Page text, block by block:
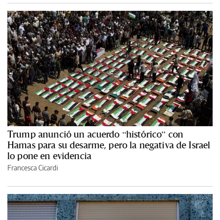
Trump anunció un acuerdo “histórico” con
Hamas para su desarme, pero la negativa de Israel
lo pone en evidencia
Francesca Cicardi